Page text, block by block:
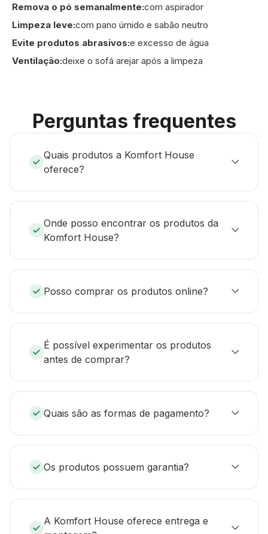
Remova o pó semanalmente:com aspirador
Limpeza leve:com pano úmido e sabão neutro
Evite produtos abrasivos:e excesso de água
Ventilação:deixe o sofá arejar após a limpeza
Perguntas frequentes
Quais produtos a Komfort House
oferece?
Onde posso encontrar os produtos da
Komfort House?
Posso comprar os produtos online?
É possível experimentar os produtos
antes de comprar?
Quais são as formas de pagamento?
Os produtos possuem garantia?
A Komfort House oferece entrega e